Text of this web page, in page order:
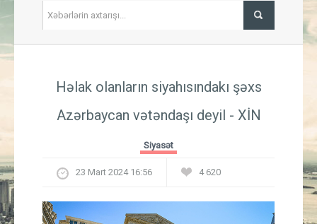
İqtisadiyyat
Güney Azərbaycan
Həlak olanların siyahısındakı şəxs
Azərbaycan vətəndaşı deyil - XİN
Siyasət
23 Mart 2024 16:56 4 620